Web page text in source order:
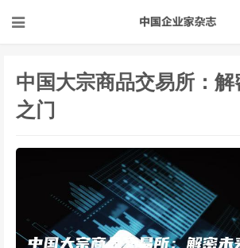
中国大宗商品交易所：
之门